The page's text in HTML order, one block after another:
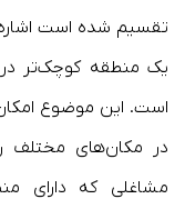
تقسیم شده است
یک منطقه کوچک‌تر
است. این موضوع
در مکان‌های مختلف
مشاغلی که دارای